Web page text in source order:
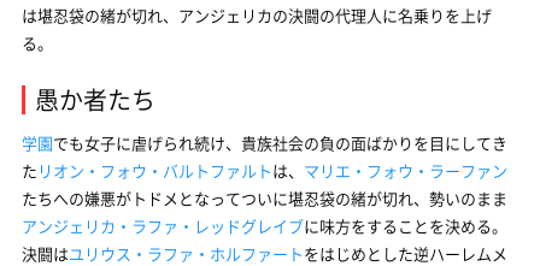
は堪忍袋の緒が切れ、アンジェリカの決闘の代理人に名乗りを上げ
る。
愚か者たち
学園でも女子に虐げられ続け、貴族社会の負の面ばかりを目にしてき
た リオン・フォウ・バルトファルトは、 マリエ・フォウ・ラーファン
たちへの嫌悪がトドメとなってついに堪忍袋の緒が切れ、勢いのまま
アンジェリカ・ラファ・レッドグレイブに味方をすることを決める。
決闘はユリウス・ラファ・ホルファートをはじめとした逆ハーレムメ